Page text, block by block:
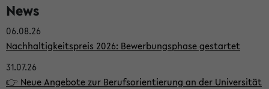
e
i
t
e
News
06.08.26
Nachhaltigkeitspreis 2026: Bewerbungsphase gestartet
31.07.26
👉 Neue Angebote zur Berufsorientierung an der Universität